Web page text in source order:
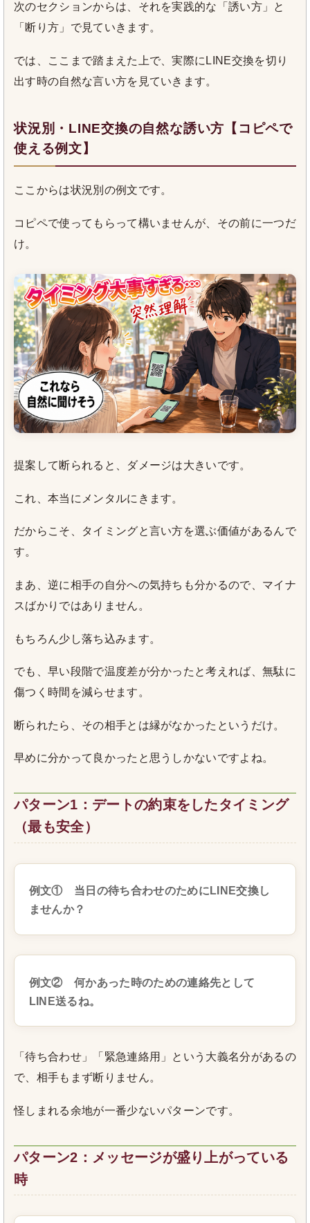
次のセクションからは、それを実践的な「誘い方」と
「断り方」で見ていきます。
では、ここまで踏まえた上で、実際にLINE交換を切り
出す時の自然な言い方を見ていきます。
状況別・LINE交換の自然な誘い方【コピペで
使える例文】
ここからは状況別の例文です。
コピペで使ってもらって構いませんが、その前に一つだ
け。
提案して断られると、ダメージは大きいです。
これ、本当にメンタルにきます。
だからこそ、タイミングと言い方を選ぶ価値があるんで
す。
まあ、逆に相手の自分への気持ちも分かるので、マイナ
スばかりではありません。
もちろん少し落ち込みます。
でも、早い段階で温度差が分かったと考えれば、無駄に
傷つく時間を減らせます。
断られたら、その相手とは縁がなかったというだけ。
早めに分かって良かったと思うしかないですよね。
パターン1：デートの約束をしたタイミング
（最も安全）
例文① 当日の待ち合わせのためにLINE交換し
ませんか？
例文② 何かあった時のための連絡先として
LINE送るね。
「待ち合わせ」「緊急連絡用」という大義名分があるの
で、相手もまず断りません。
怪しまれる余地が一番少ないパターンです。
パターン2：メッセージが盛り上がっている
時